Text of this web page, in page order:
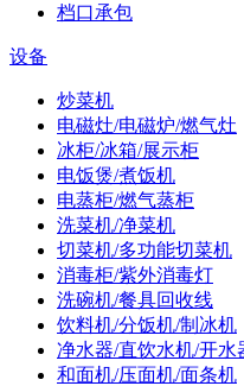
档口承包
设备
炒菜机
电磁灶/电磁炉/燃气灶
冰柜/冰箱/展示柜
电饭煲/煮饭机
电蒸柜/燃气蒸柜
洗菜机/净菜机
切菜机/多功能切菜机
消毒柜/紫外消毒灯
洗碗机/餐具回收线
饮料机/分饭机/制冰机
净水器/直饮水机/开水
和面机/压面机/面条机